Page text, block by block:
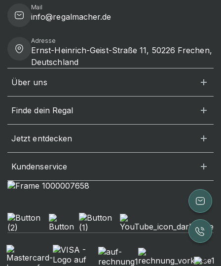
Mail
info@regalmacher.de
Adresse
Ernst-Heinrich-Geist-Straße 11, 50226 Frechen,
Deutschland
Über uns
Finde dein Regal
Jetzt entdecken
Kundenservice